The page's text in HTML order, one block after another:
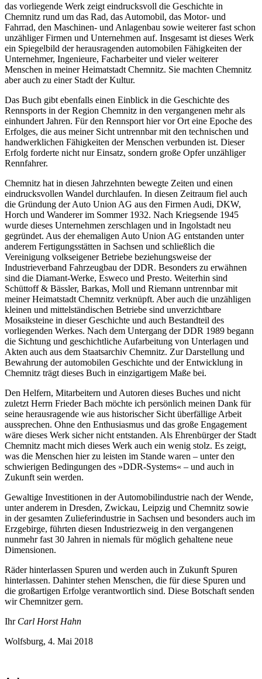
das vorliegende Werk zeigt eindrucksvoll die Geschichte in
Chemnitz rund um das Rad, das Automobil, das Motor- und
Fahrrad, den Maschinen- und Anlagenbau sowie weiterer fast schon
unzähliger Firmen und Unternehmen auf. Insgesamt ist dieses Werk
ein Spiegelbild der herausragenden automobilen Fähigkeiten der
Unternehmer, Ingenieure, Facharbeiter und vieler weiterer
Menschen in meiner Heimatstadt Chemnitz. Sie machten Chemnitz
aber auch zu einer Stadt der Kultur.
Das Buch gibt ebenfalls einen Einblick in die Geschichte des
Rennsports in der Region Chemnitz in den vergangenen mehr als
einhundert Jahren. Für den Rennsport hier vor Ort eine Epoche des
Erfolges, die aus meiner Sicht untrennbar mit den technischen und
handwerklichen Fähigkeiten der Menschen verbunden ist. Dieser
Erfolg forderte nicht nur Einsatz, sondern große Opfer unzähliger
Rennfahrer.
Chemnitz hat in diesen Jahrzehnten bewegte Zeiten und einen
eindrucksvollen Wandel durchlaufen. In diesen Zeitraum fiel auch
die Gründung der Auto Union AG aus den Firmen Audi, DKW,
Horch und Wanderer im Sommer 1932. Nach Kriegsende 1945
wurde dieses Unternehmen zerschlagen und in Ingolstadt neu
gegründet. Aus der ehemaligen Auto Union AG entstanden unter
anderem Fertigungsstätten in Sachsen und schließlich die
Vereinigung volkseigener Betriebe beziehungsweise der
Industrieverband Fahrzeugbau der DDR. Besonders zu erwähnen
sind die Diamant-Werke, Esweco und Presto. Weiterhin sind
Schüttoff & Bässler, Barkas, Moll und Riemann untrennbar mit
meiner Heimatstadt Chemnitz verknüpft. Aber auch die unzähligen
kleinen und mittelständischen Betriebe sind unverzichtbare
Mosaiksteine in dieser Geschichte und auch Bestandteil des
vorliegenden Werkes. Nach dem Untergang der DDR 1989 begann
die Sichtung und geschichtliche Aufarbeitung von Unterlagen und
Akten auch aus dem Staatsarchiv Chemnitz. Zur Darstellung und
Bewahrung der automobilen Geschichte und der Entwicklung in
Chemnitz trägt dieses Buch in einzigartigem Maße bei.
Den Helfern, Mitarbeitern und Autoren dieses Buches und nicht
zuletzt Herrn Frieder Bach möchte ich persönlich meinen Dank für
seine herausragende wie aus historischer Sicht überfällige Arbeit
aussprechen. Ohne den Enthusiasmus und das große Engagement
wäre dieses Werk sicher nicht entstanden. Als Ehrenbürger der Stadt
Chemnitz macht mich dieses Werk auch ein wenig stolz. Es zeigt,
was die Menschen hier zu leisten im Stande waren – unter den
schwierigen Bedingungen des »DDR-Systems« – und auch in
Zukunft sein werden.
Gewaltige Investitionen in der Automobilindustrie nach der Wende,
unter anderem in Dresden, Zwickau, Leipzig und Chemnitz sowie
in der gesamten Zulieferindustrie in Sachsen und besonders auch im
Erzgebirge, führten diesen Industriezweig in den vergangenen
nunmehr fast 30 Jahren in niemals für möglich gehaltene neue
Dimensionen.
Räder hinterlassen Spuren und werden auch in Zukunft Spuren
hinterlassen. Dahinter stehen Menschen, die für diese Spuren und
die großartigen Erfolge verantwortlich sind. Diese Botschaft senden
wir Chemnitzer gern.
Ihr Carl Horst Hahn
Wolfsburg, 4. Mai 2018